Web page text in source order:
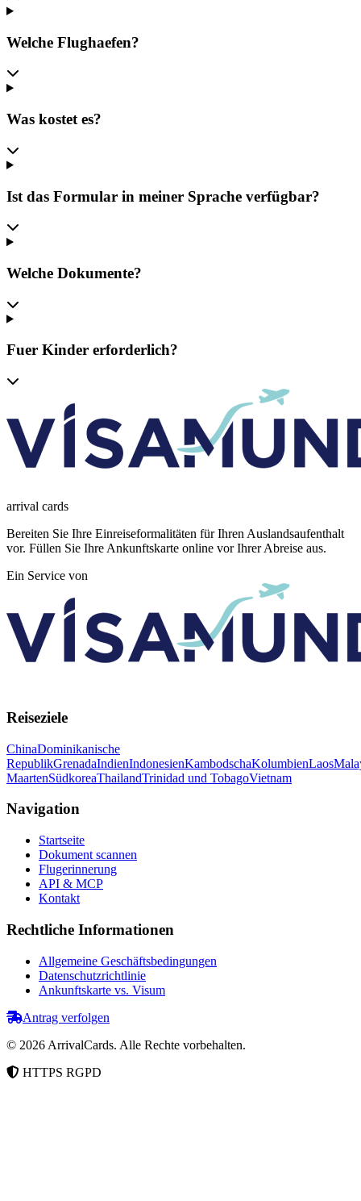
Welche Flughaefen?
Was kostet es?
Ist das Formular in meiner Sprache verfügbar?
Welche Dokumente?
Fuer Kinder erforderlich?
arrival cards
Bereiten Sie Ihre Einreiseformalitäten für Ihren Auslandsaufenthalt
vor. Füllen Sie Ihre Ankunftskarte online vor Ihrer Abreise aus.
Ein Service von
Reiseziele
ChinaDominikanische
RepublikGrenadaIndienIndonesienKambodschaKolumbienLaos
MaartenSüdkoreaThailandTrinidad und TobagoVietnam
Navigation
Startseite
Dokument scannen
Flugerinnerung
API & MCP
Kontakt
Rechtliche Informationen
Allgemeine Geschäftsbedingungen
Datenschutzrichtlinie
Ankunftskarte vs. Visum
Antrag verfolgen
© 2026 ArrivalCards. Alle Rechte vorbehalten.
HTTPS RGPD